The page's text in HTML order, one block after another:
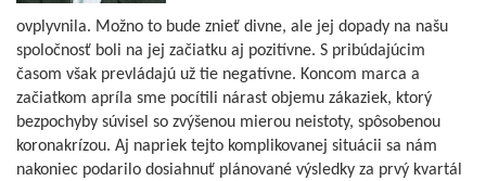
ovplyvnila. Možno to bude znieť divne, ale jej dopady na našu
spoločnosť boli na jej začiatku aj pozitívne. S pribúdajúcim
časom však prevládajú už tie negatívne. Koncom marca a
začiatkom apríla sme pocítili nárast objemu zákaziek, ktorý
bezpochyby súvisel so zvýšenou mierou neistoty, spôsobenou
koronakrízou. Aj napriek tejto komplikovanej situácii sa nám
nakoniec podarilo dosiahnuť plánované výsledky za prvý kvartál